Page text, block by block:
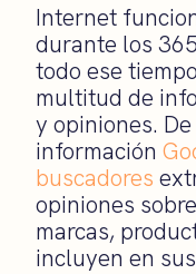
Internet
durante los
todo ese
multitud de
y opiniones.
información
buscadores
opiniones
marcas,
incluyen en